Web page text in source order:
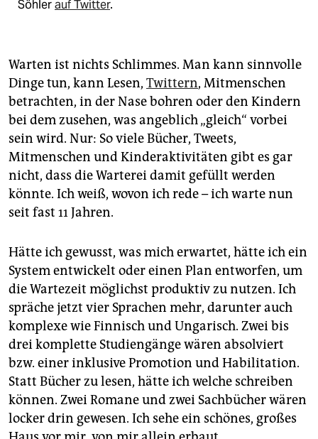
Söhlerauf Twitter.
Warten ist nichts Schlimmes. Man kann sinnvolle
Dinge tun, kann Lesen, Twittern, Mitmenschen
betrachten, in der Nase bohren oder den Kindern
bei dem zusehen, was angeblich „gleich“ vorbei
sein wird. Nur: So viele Bücher, Tweets,
Mitmenschen und Kinderaktivitäten gibt es gar
nicht, dass die Warterei damit gefüllt werden
könnte. Ich weiß, wovon ich rede – ich warte nun
seit fast 11 Jahren.
Hätte ich gewusst, was mich erwartet, hätte ich ein
System entwickelt oder einen Plan entworfen, um
die Wartezeit möglichst produktiv zu nutzen. Ich
spräche jetzt vier Sprachen mehr, darunter auch
komplexe wie Finnisch und Ungarisch. Zwei bis
drei komplette Studiengänge wären absolviert
bzw. einer inklusive Promotion und Habilitation.
Statt Bücher zu lesen, hätte ich welche schreiben
können. Zwei Romane und zwei Sachbücher wären
locker drin gewesen. Ich sehe ein schönes, großes